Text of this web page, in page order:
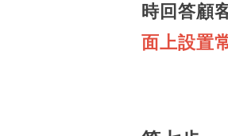
時回答顧
面上設置